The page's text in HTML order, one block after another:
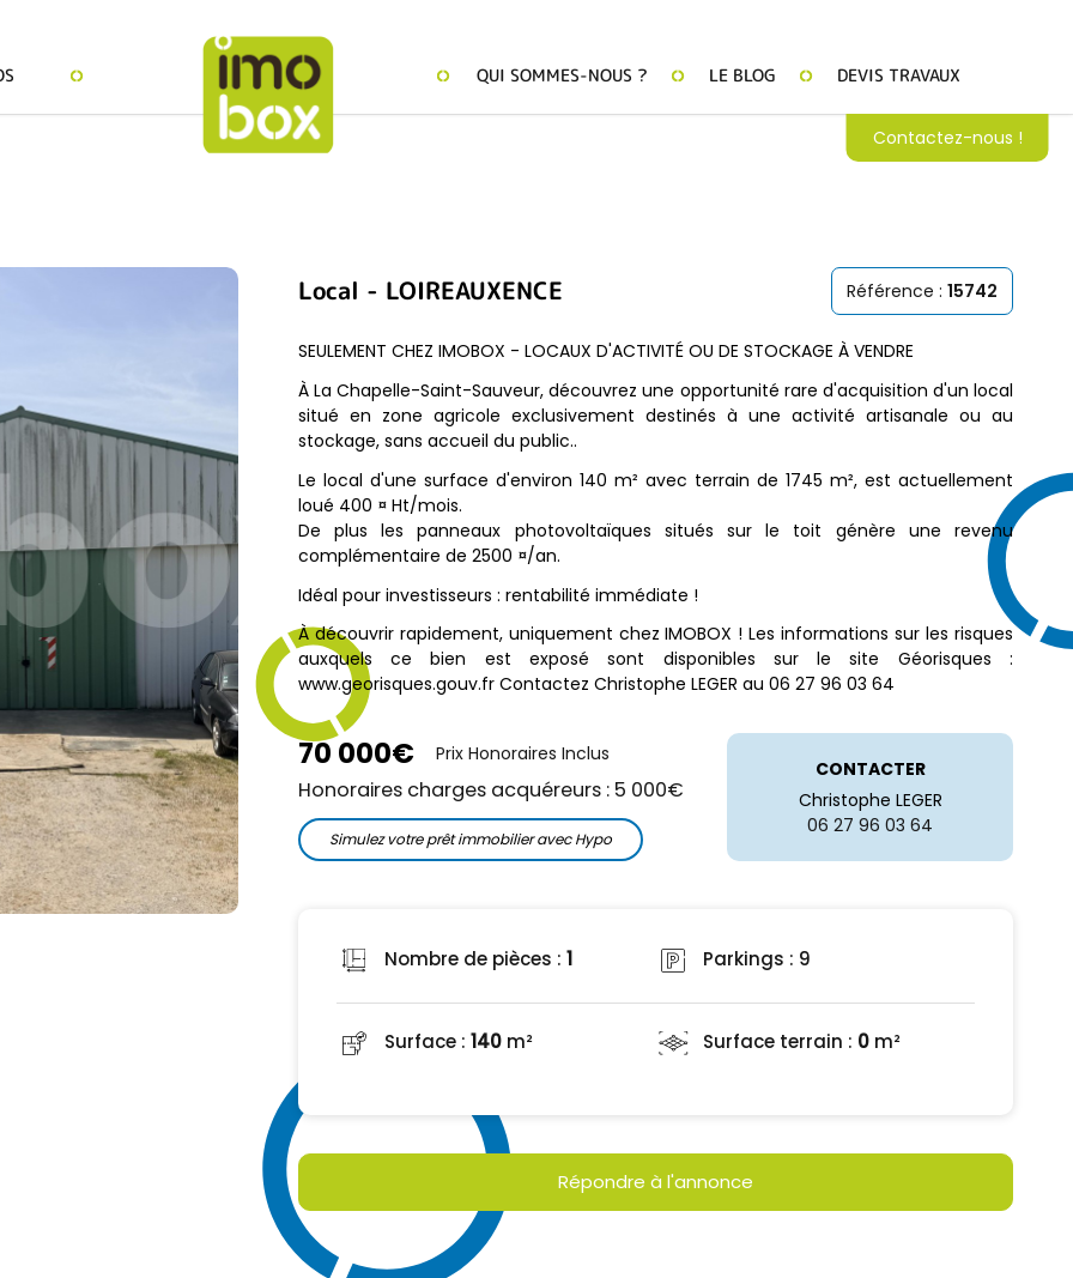
QUI SOMMES-NOUS ? LE BLOG DEVIS TRAVAUX
Contactez-nous !
Local - LOIREAUXENCE Référence : 15742
SEULEMENT CHEZ IMOBOX - LOCAUX D'ACTIVITÉ OU DE STOCKAGE À VENDRE
À La Chapelle-Saint-Sauveur, découvrez une opportunité rare d'acquisition d'un local
situé en zone agricole exclusivement destinés à une activité artisanale ou au
stockage, sans accueil du public..
Le local d'une surface d'environ 140 m² avec terrain de 1745 m², est actuellement
loué 400 ¤ Ht/mois.
De plus les panneaux photovoltaïques situés sur le toit génère une revenu
complémentaire de 2500 ¤/an.
Idéal pour investisseurs : rentabilité immédiate !
À découvrir rapidement, uniquement chez IMOBOX ! Les informations sur les risques
auxquels ce bien est exposé sont disponibles sur le site Géorisques :
www.georisques.gouv.fr Contactez Christophe LEGER au 06 27 96 03 64
70 000€ Prix Honoraires Inclus
Honoraires charges acquéreurs : 5 000€
Simulez votre prêt immobilier avec Hypo
CONTACTER
Christophe LEGER
06 27 96 03 64
Nombre de pièces : 1 Parkings : 9
Surface : 140 m² Surface terrain : 0 m²
Répondre à l'annonce